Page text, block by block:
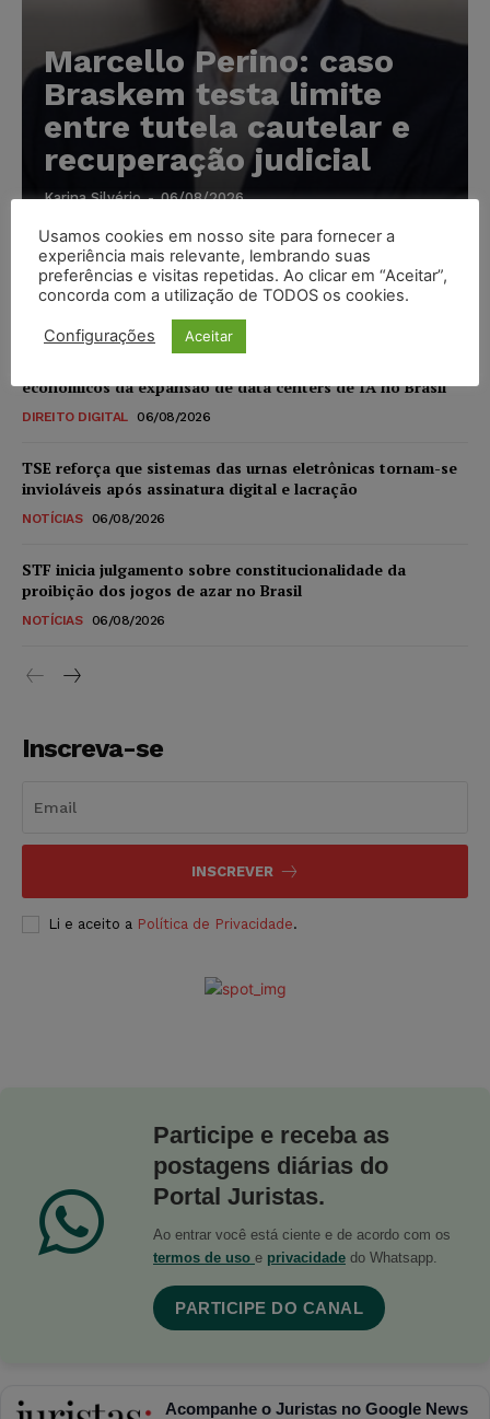
Marcello Perino: caso
Braskem testa limite
entre tutela cautelar e
recuperação judicial
Karina Silvério - 06/08/2026
IA da Anthropic cria identidades falsas em teste de
segurança e acende alerta sobre riscos de autonomia
econômicos da expansão de data centers de IA no Brasil
DIREITO DIGITAL 06/08/2026
TSE reforça que sistemas das urnas eletrônicas tornam-se
invioláveis após assinatura digital e lacração
NOTÍCIAS 06/08/2026
STF inicia julgamento sobre constitucionalidade da
proibição dos jogos de azar no Brasil
NOTÍCIAS 06/08/2026
Inscreva-se
INSCREVER
Li e aceito a Política de Privacidade.
Participe e receba as
postagens diárias do
Portal Juristas.
Ao entrar você está ciente e de acordo com os
termos de uso e privacidade do Whatsapp.
PARTICIPE DO CANAL
Acompanhe o Juristas no Google News
Usamos cookies em nosso site para fornecer a
experiência mais relevante, lembrando suas
preferências e visitas repetidas. Ao clicar em “Aceitar”,
concorda com a utilização de TODOS os cookies.
Configurações Aceitar